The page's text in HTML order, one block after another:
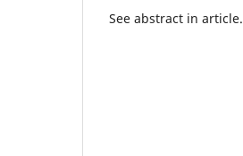
See abstract in article.